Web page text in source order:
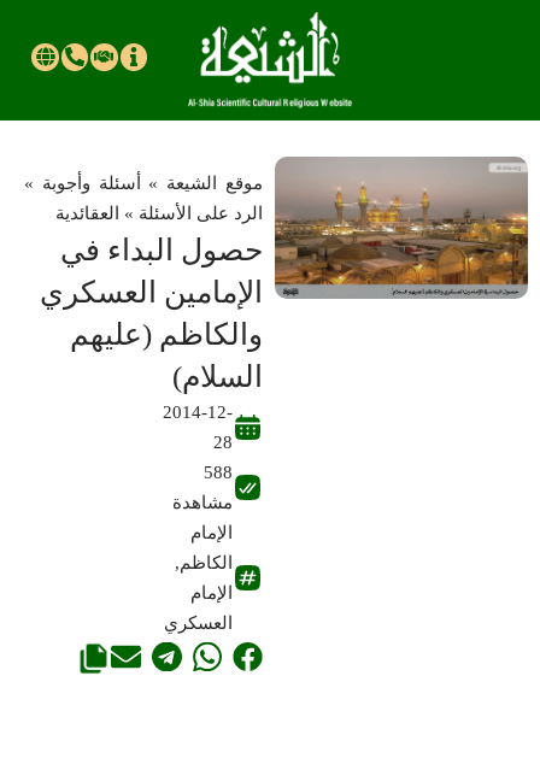
موقع الشیعة » أسئلة وأجوبة »
الرد على الأسئلة » العقائدية
حصول البداء في
الإمامين العسكري
والكاظم (عليهم
السلام)
2014-12-
28
588
مشاهدة
الإمام
الكاظم,
الإمام
العسكري